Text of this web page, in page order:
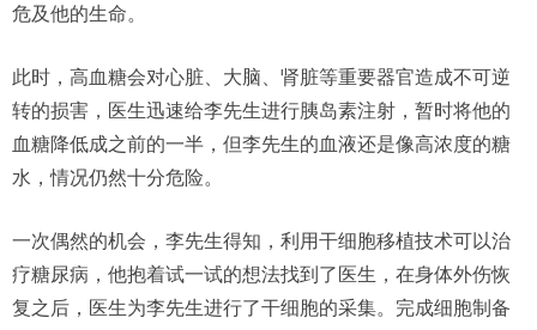
危及他的生命。
此时，高血糖会对心脏、大脑、肾脏等重要器官造成不可逆
转的损害，医生迅速给李先生进行胰岛素注射，暂时将他的
血糖降低成之前的一半，但李先生的血液还是像高浓度的糖
水，情况仍然十分危险。
一次偶然的机会，李先生得知，利用干细胞移植技术可以治
疗糖尿病，他抱着试一试的想法找到了医生，在身体外伤恢
复之后，医生为李先生进行了干细胞的采集。完成细胞制备